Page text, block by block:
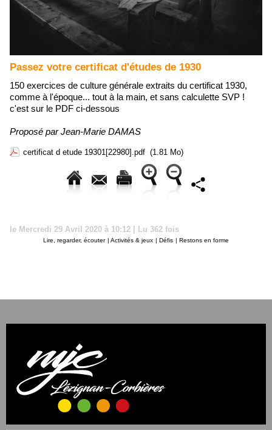
Passez votre certificat d'études de 1930
150 exercices de culture générale extraits du certificat 1930,
comme à l'époque... tout à la main, et sans calculette SVP !
c'est sur le PDF ci-dessous
Proposé par Jean-Marie DAMAS
certificat d etude 19301[22980].pdf (1.81 Mo)
le Mercredi 29 Avril 2020 à 10:12 | Lu 362 fois
Lire, regarder, écouter Activités & jeux Défis Restons en forme